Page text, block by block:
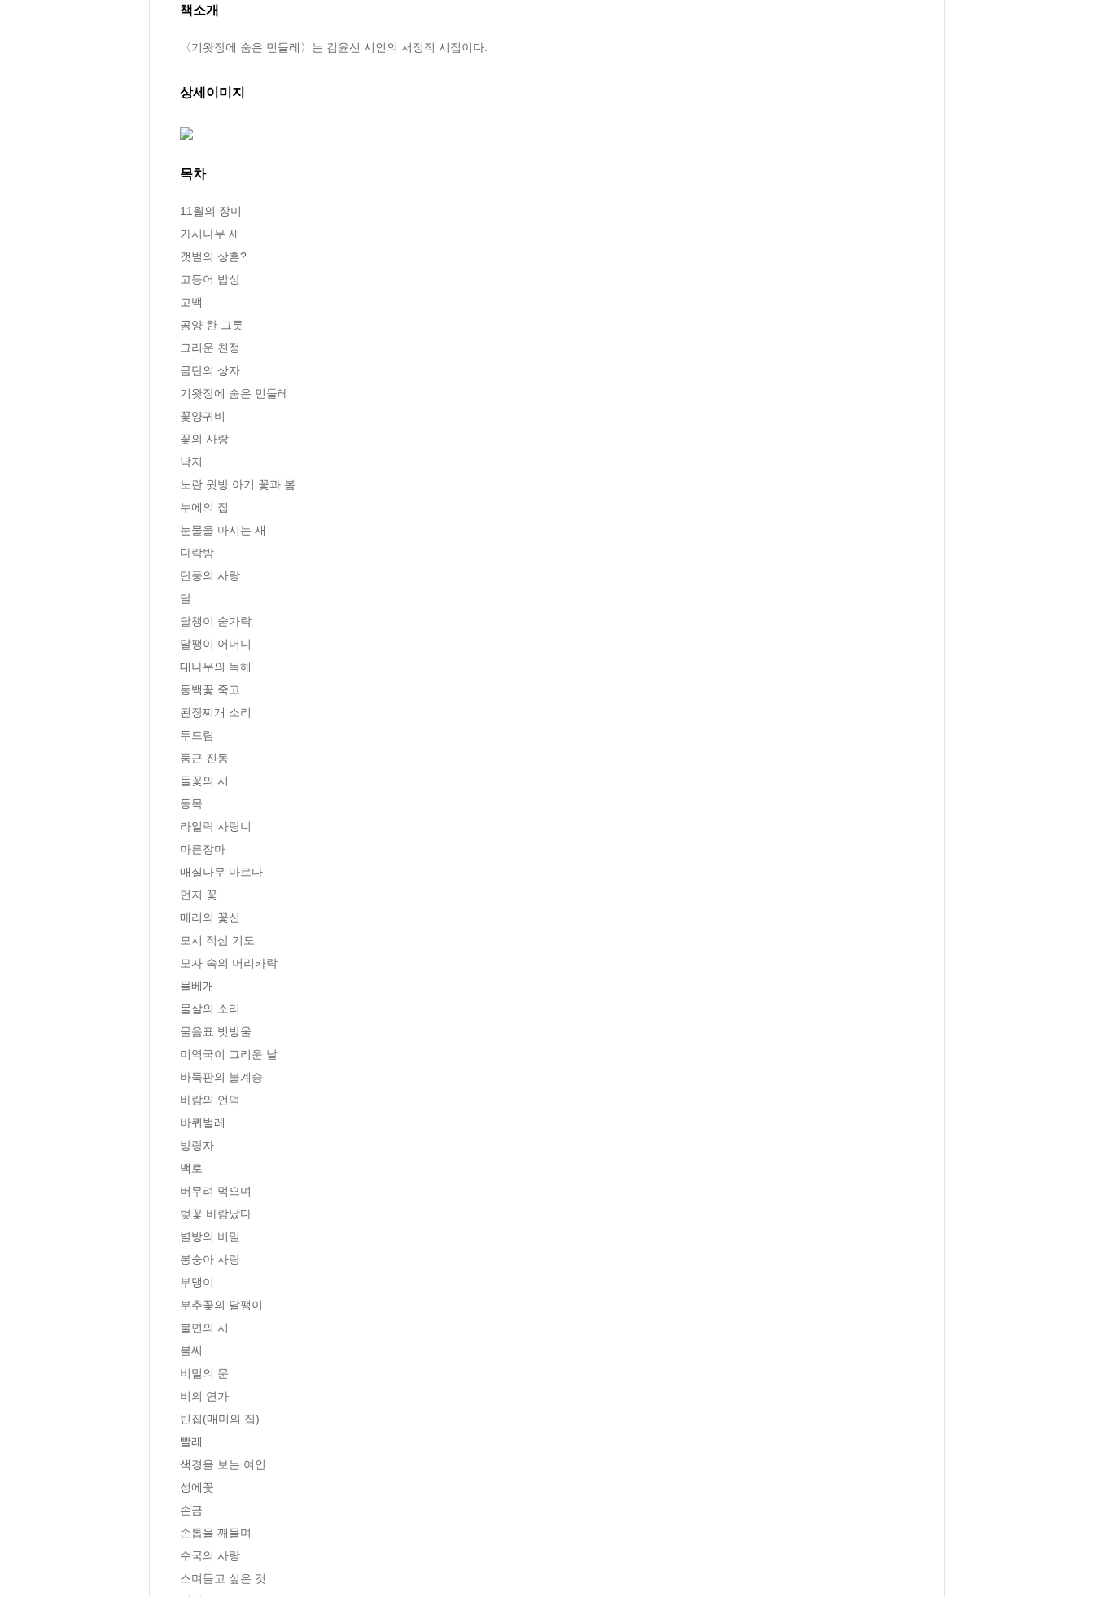
책소개
〈기왓장에 숨은 민들레〉는 김윤선 시인의 서정적 시집이다.
상세이미지
목차
11월의 장미
가시나무 새
갯벌의 상흔?
고등어 밥상
고백
공양 한 그릇
그리운 친정
금단의 상자
기왓장에 숨은 민들레
꽃양귀비
꽃의 사랑
낙지
노란 윗방 아기 꽃과 봄
누에의 집
눈물을 마시는 새
다락방
단풍의 사랑
달
달챙이 숟가락
달팽이 어머니
대나무의 독해
동백꽃 죽고
된장찌개 소리
두드림
둥근 진동
들꽃의 시
등목
라일락 사랑니
마른장마
매실나무 마르다
먼지 꽃
메리의 꽃신
모시 적삼 기도
모자 속의 머리카락
물베개
물살의 소리
물음표 빗방울
미역국이 그리운 날
바둑판의 불계승
바람의 언덕
바퀴벌레
방랑자
백로
버무려 먹으며
벚꽃 바람났다
별방의 비밀
봉숭아 사랑
부댕이
부추꽃의 달팽이
불면의 시
불씨
비밀의 문
비의 연가
빈집(매미의 집)
빨래
색경을 보는 여인
성에꽃
손금
손톱을 깨물며
수국의 사랑
스며들고 싶은 것